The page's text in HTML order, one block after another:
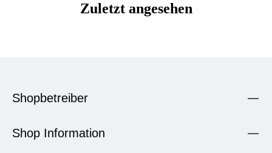
Zuletzt angesehen
Shopbetreiber
Shop Information